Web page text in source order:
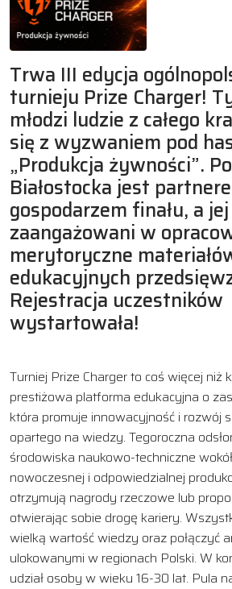
Trwa III edycja
turnieju Prize Charger!
młodzi ludzie z całego
się z wyzwaniem pod
„Produkcja żywności”.
Białostocka jest
gospodarzem finału, a
zaangażowani w
merytoryczne
edukacyjnych
Rejestracja uczestników
wystartowała!
Turniej Prize Charger to coś więcej niż
prestiżowa platforma edukacyjna o
która promuje innowacyjność i rozwój
opartego na wiedzy. Tegoroczna
środowiska naukowo-techniczne
nowoczesnej i odpowiedzialnej
otrzymują nagrody rzeczowe lub
otwierając sobie drogę kariery.
wielką wartość wiedzy oraz połączyć
ulokowanymi w regionach Polski. W
udział osoby w wieku 16-30 lat. Pula